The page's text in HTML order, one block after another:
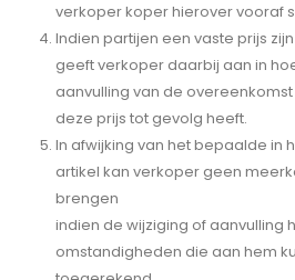
verkoper koper hierover vooraf
Indien partijen een vaste prijs
geeft verkoper daarbij aan in
aanvulling van de
deze prijs tot gevolg heeft.
In afwijking van het bepaalde in
artikel kan verkoper geen
brengen
indien de wijziging of aanvulling
omstandigheden die aan hem